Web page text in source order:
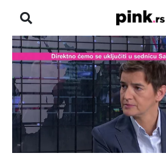
NASLOVNA
VESTI
ZADRUGA
SHOWBIZ